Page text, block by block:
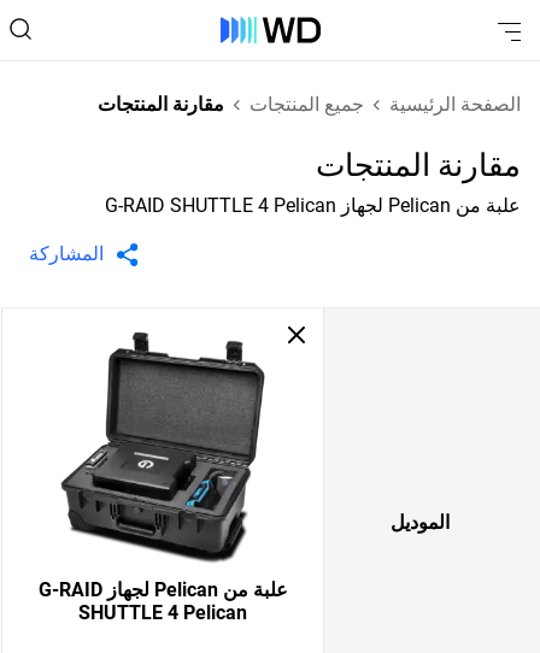
الصفحة الرئيسية جميع المنتجات مقارنة المنتجات
مقارنة المنتجات
علبة من Pelican لجهاز G-RAID SHUTTLE 4 Pelican
المشاركة
الموديل
علبة من Pelican لجهاز G-RAID
SHUTTLE 4 Pelican